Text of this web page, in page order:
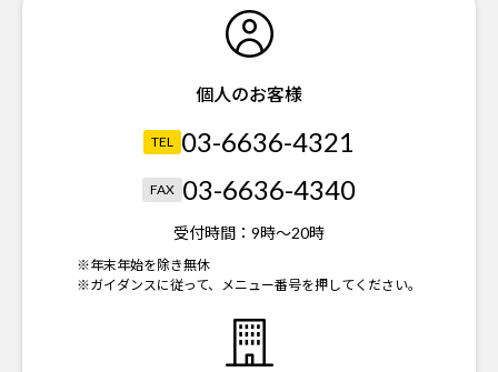
個人のお客様
TEL 03-6636-4321
FAX 03-6636-4340
受付時間： 9時～20時
※年末年始を除き無休
※ガイダンスに従って、メニュー番号を押してください。